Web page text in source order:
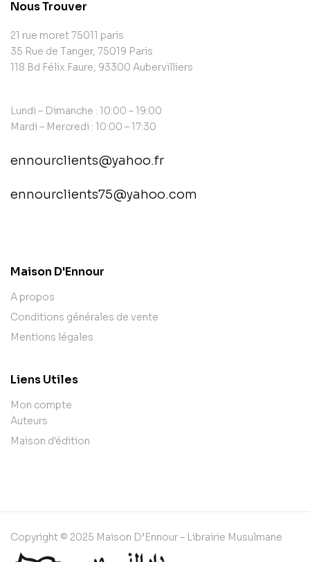
Nous Trouver
21 rue moret 75011 paris
35 Rue de Tanger, 75019 Paris
118 Bd Félix Faure, 93300 Aubervilliers
Lundi – Dimanche : 10:00 – 19:00
Mardi – Mercredi : 10:00 – 17:30
ennourclients@yahoo.fr
ennourclients75@yahoo.com
Maison D'Ennour
A propos
Conditions générales de vente
Mentions légales
Liens Utiles
Mon compte
Auteurs
Maison d'édition
Copyright © 2025 Maison D’Ennour – Librairie Musulmane